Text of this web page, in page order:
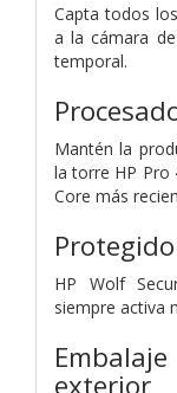
Capta todos
a la cámara
temporal.
Mantén la
la torre HP Pro
Core más
HP Wolf
siempre activa
exterior